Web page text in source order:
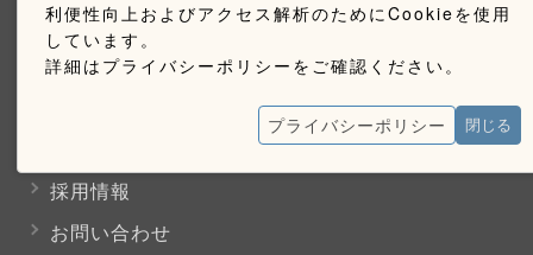
利便性向上およびアクセス解析のためにCookieを使用
しています。
詳細はプライバシーポリシーをご確認ください。
プライバシーポリシー 閉じる
ウェブ購読のご案内
採用情報
お問い合わせ